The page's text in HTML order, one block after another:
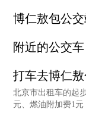
博仁敖包公交
附近的公交车
打车去博仁敖
北京市出租车的起
元、燃油附加费1元